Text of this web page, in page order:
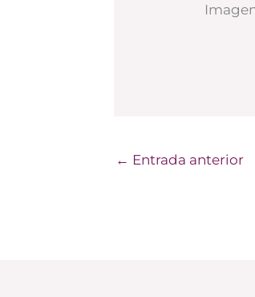
← Entrada anterior